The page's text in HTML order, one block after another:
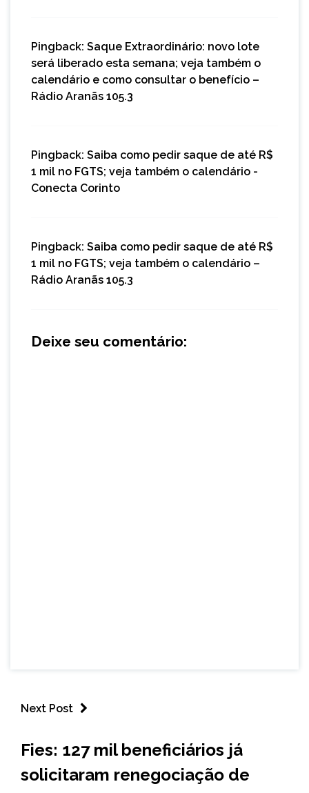
Pingback: Saque Extraordinário: novo lote
será liberado esta semana; veja também o
calendário e como consultar o benefício –
Rádio Aranãs 105.3
Pingback: Saiba como pedir saque de até R$
1 mil no FGTS; veja também o calendário -
Conecta Corinto
Pingback: Saiba como pedir saque de até R$
1 mil no FGTS; veja também o calendário –
Rádio Aranãs 105.3
Deixe seu comentário:
Next Post
NOTÍCIAS
Fies: 127 mil beneficiários já
solicitaram renegociação de